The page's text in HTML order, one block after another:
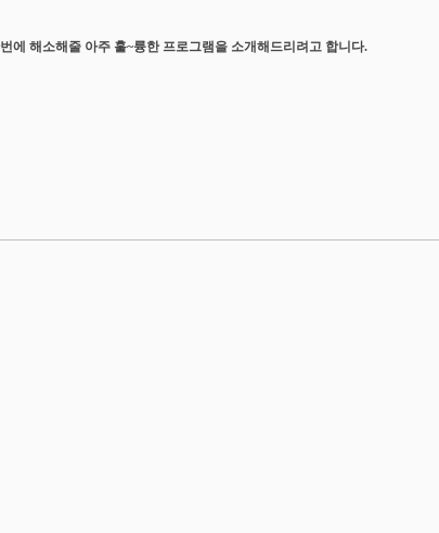
에 해소해줄 아주 훌~륭한 프로그램을 소개해드리려고 합니다.